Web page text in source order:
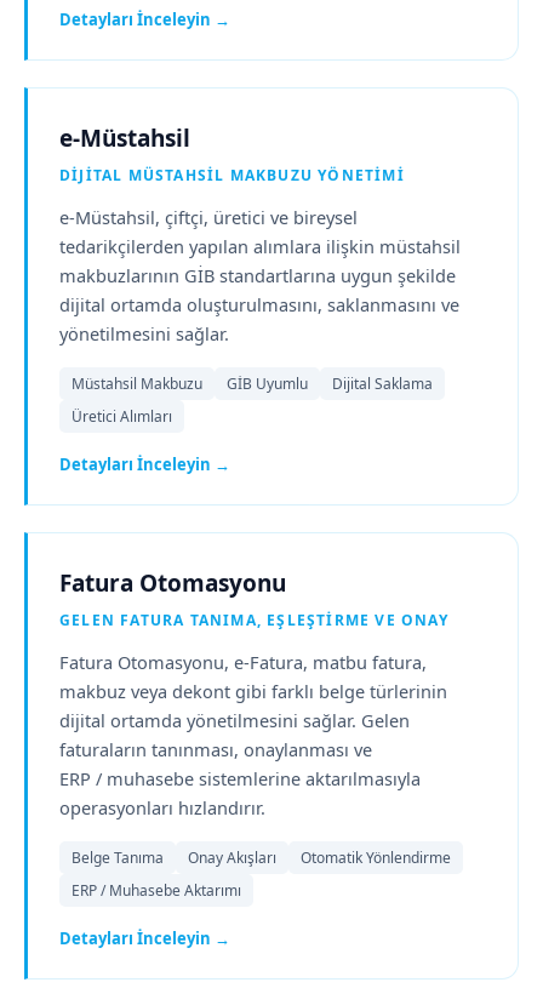
Detayları İnceleyin →
e-Müstahsil
DIJITAL MÜSTAHSIL MAKBUZU YÖNETIMI
e-Müstahsil, çiftçi, üretici ve bireysel
tedarikçilerden yapılan alımlara ilişkin müstahsil
makbuzlarının GİB standartlarına uygun şekilde
dijital ortamda oluşturulmasını, saklanmasını ve
yönetilmesini sağlar.
Müstahsil Makbuzu GİB Uyumlu
Dijital Saklama
Üretici Alımları
Detayları İnceleyin →
Fatura Otomasyonu
GELEN FATURA TANIMA, EŞLEŞTIRME VE ONAY
Fatura Otomasyonu, e-Fatura, matbu fatura,
makbuz veya dekont gibi farklı belge türlerinin
dijital ortamda yönetilmesini sağlar. Gelen
faturaların tanınması, onaylanması ve
ERP / muhasebe sistemlerine aktarılmasıyla
operasyonları hızlandırır.
Belge Tanıma Onay Akışları
Otomatik Yönlendirme
ERP / Muhasebe Aktarımı
Detayları İnceleyin →